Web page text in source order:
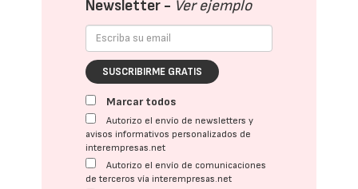
Newsletter - Ver ejemplo
SUSCRIBIRME GRATIS
Marcar todos
Autorizo el envío de newsletters y
avisos informativos personalizados de
interempresas.net
Autorizo el envío de comunicaciones
de terceros vía interempresas.net